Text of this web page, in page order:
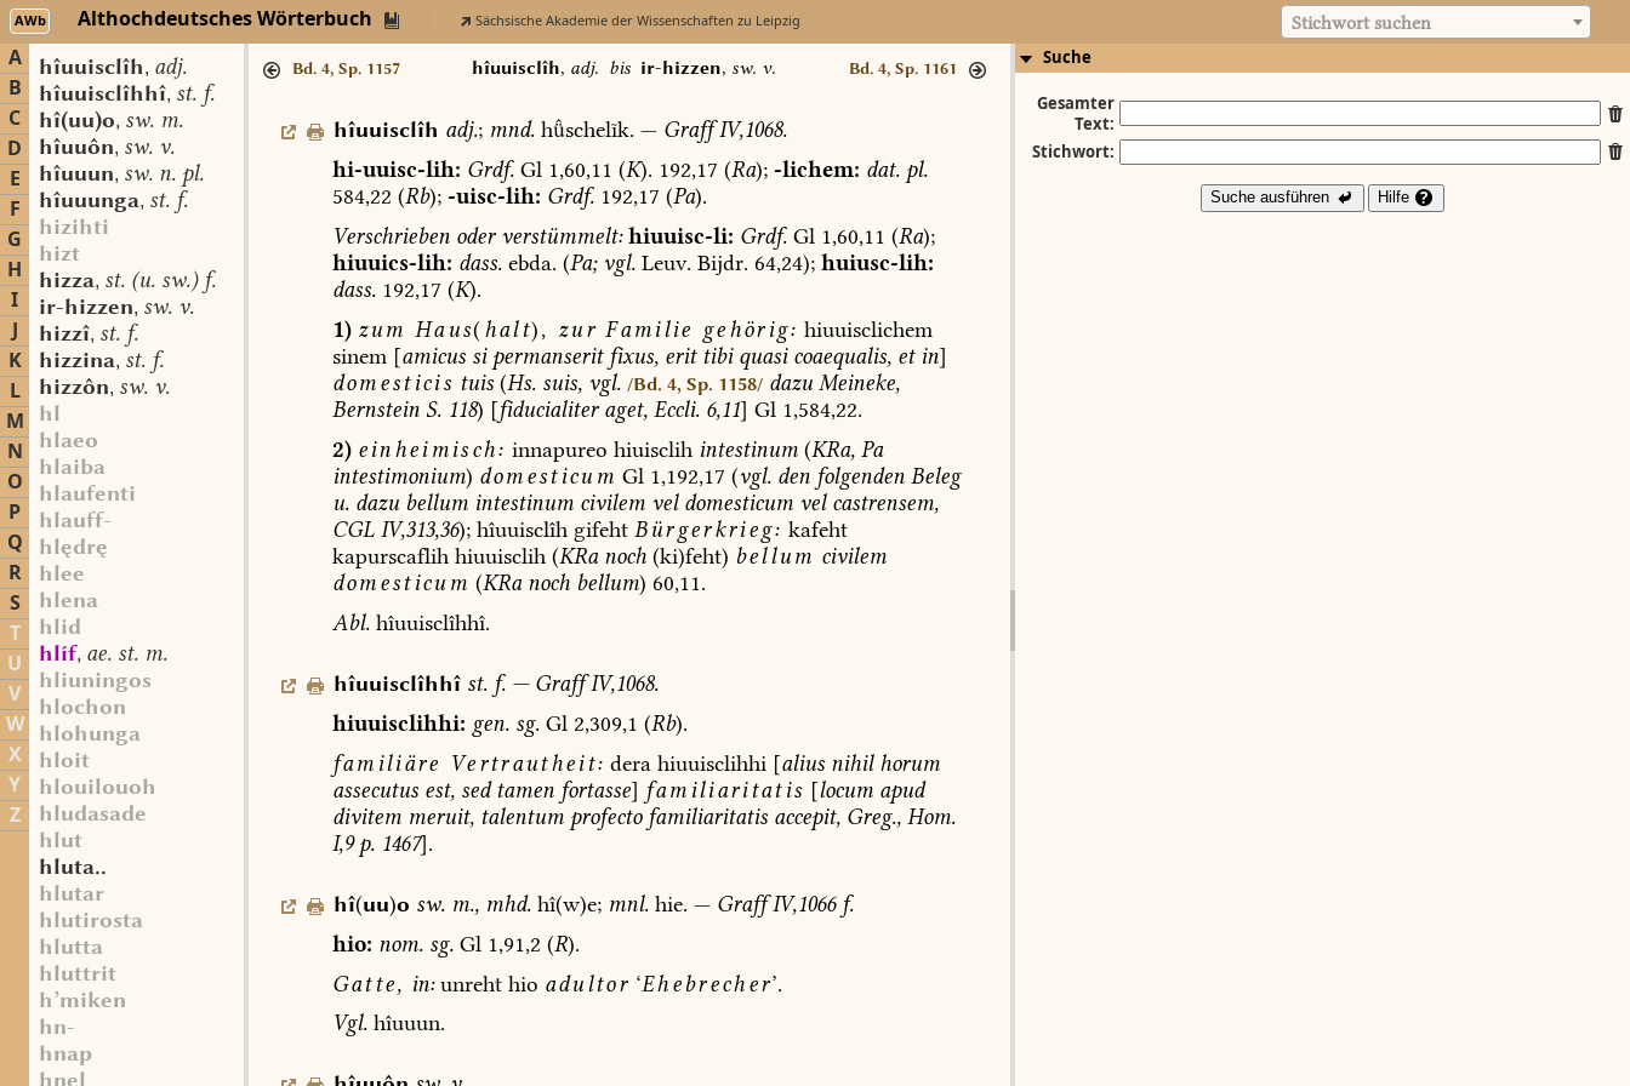
AWb Althochdeutsches Wörterbuch Sächsische Akademie der Wissenschaften zu Leipzig Stichwort suchen
A
B
C
D
E
F
G
H
I
J
K
L
M
N
O
P
Q
R
S
T
U
V
W
X
Y
Z
hîuuisclîh, adj.
hîuuisclîhhî, st. f.
hî(uu)o, sw. m.
hîuuôn, sw. v.
hîuuun, sw. n. pl.
hîuuunga, st. f.
hizihti
hizt
hizza, st. (u. sw.) f.
ir-hizzen, sw. v.
hizzî, st. f.
hizzina, st. f.
hizzôn, sw. v.
hl
hlaeo
hlaiba
hlaufenti
hlauff-
hlędrę
hlee
hlena
hlid
hlíf, ae. st. m.
hliuningos
hlochon
hlohunga
hloit
hlouilouoh
hludasade
hlut
hluta..
hlutar
hlutirosta
hlutta
hluttrit
h’miken
hn-
hnap
hnel
Bd. 4, Sp. 1157 hîuuisclîh, adj. bis ir-hizzen, sw. v. Bd. 4, Sp. 1161
hîuuisclîh adj.; mnd. hschelĩk. — GraffIV,1068.
hi-uuisc-lih: Grdf.Gl1,60,11 (K). 192,17 (Ra); -lichem: dat.pl.
584,22 (Rb); -uisc-lih: Grdf.192,17 (Pa).
Verschriebenoderverstümmelt: hiuuisc-li: Grdf.Gl 1,60,11 (Ra);
hiuuics-lih: dass.ebda. (Pa;vgl.Leuv. Bijdr. 64,24); huiusc-lih:
dass.192,17 (K).
1) zum Haus( halt), zur Familie gehörig: hiuuisclichem
sinem[amicussipermanseritfixus,erittibi quasicoaequalis,etin]
domesticis tuis (Hs. suis, vgl. /Bd. 4, Sp. 1158/ dazu Meineke,
BernsteinS.118) [fiducialiteraget,Eccli. 6,11] Gl1,584,22.
2) einheimisch: innapureo hiuisclih intestinum (KRa,Pa
intestimonium) domesticum Gl 1,192,17 (vgl. den folgenden Beleg
u.dazubellumintestinum civilemveldomesticumvelcastrensem,
CGLIV,313,36); hîuuisclîhgifeht Bürgerkrieg: kafeht
kapurscaflih hiuuisclih(KRanoch(ki)feht) bellum civilem
domesticum (KRanoch bellum) 60,11.
Abl.hîuuisclîhhî.
hîuuisclîhhî st. f. —GraffIV,1068.
hiuuisclihhi: gen.sg.Gl2,309,1 (Rb).
familiäre Vertrautheit: dera hiuuisclihhi [alius nihilhorum
assecutusest,sedtamenfortasse] familiaritatis [locum apud
divitemmeruit,talentumprofecto familiaritatisaccepit,Greg.,Hom.
I,9p.1467].
hî(uu)o sw. m., mhd. hî(w)e; mnl. hie. — GraffIV,1066f.
hio: nom.sg.Gl1,91,2 (R).
Gatte, in:unrehthio adultor ‘Ehebrecher’.
Vgl.hîuuun.
Suche
Gesamter
Text:
Stichwort:
Suche ausführen Hilfe